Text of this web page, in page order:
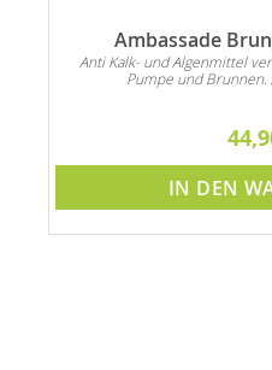
Ambassade
Anti Kalk- und Algenmittel
Pumpe und
IN DEN